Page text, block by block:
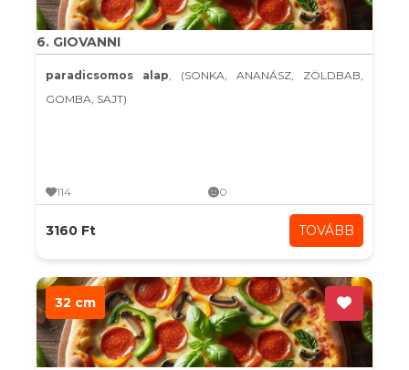
6. GIOVANNI
paradicsomos alap, (SONKA, ANANÁSZ, ZÖLDBAB,
GOMBA, SAJT)
114 0
3160 Ft TOVÁBB
32 cm